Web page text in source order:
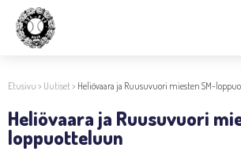
Etusivu > Uutiset> Heliövaara ja Ruusuvuori miesten SM-
Heliövaara ja Ruusuvuori
loppuotteluun